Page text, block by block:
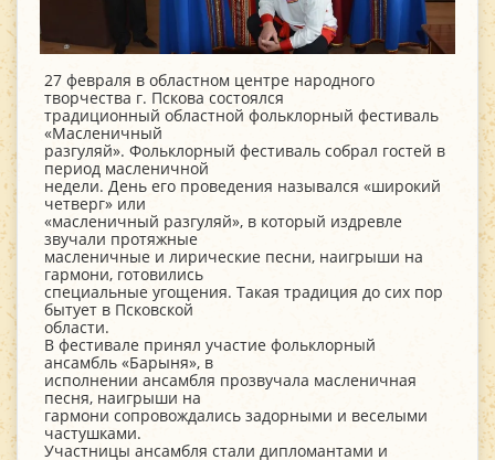
27 февраля в областном центре народного
творчества г. Пскова состоялся
традиционный областной фольклорный фестиваль
«Масленичный
разгуляй». Фольклорный фестиваль собрал гостей в
период масленичной
недели. День его проведения назывался «широкий
четверг» или
«масленичный разгуляй», в который издревле
звучали протяжные
масленичные и лирические песни, наигрыши на
гармони, готовились
специальные угощения. Такая традиция до сих пор
бытует в Псковской
области.
В фестивале принял участие фольклорный
ансамбль «Барыня», в
исполнении ансамбля прозвучала масленичная
песня, наигрыши на
гармони сопровождались задорными и веселыми
частушками.
Участницы ансамбля стали дипломантами и